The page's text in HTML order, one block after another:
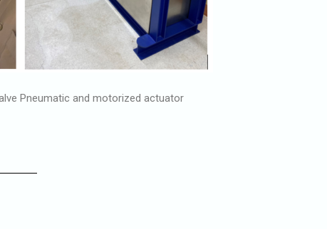
Pneumatic and motorized actuator